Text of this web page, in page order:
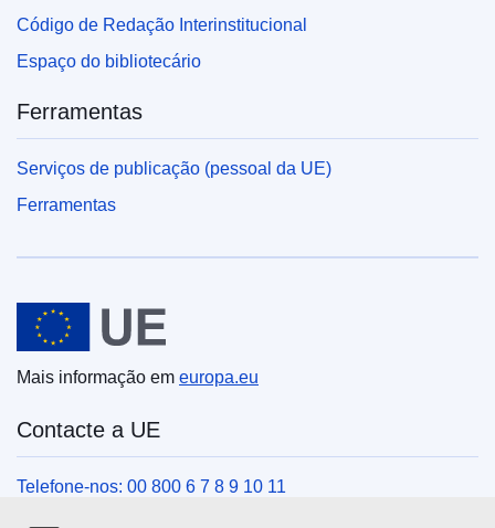
Código de Redação Interinstitucional
Espaço do bibliotecário
Ferramentas
Serviços de publicação (pessoal da UE)
Ferramentas
União Europeia
Mais informação em europa.eu
Contacte a UE
Telefone-nos: 00 800 6 7 8 9 10 11
Veja outros contactos telefónicos